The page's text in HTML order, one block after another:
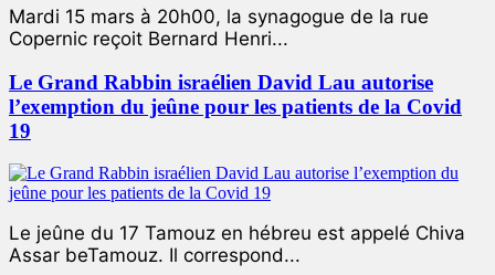
Mardi 15 mars à 20h00, la synagogue de la rue
Copernic reçoit Bernard Henri...
Le Grand Rabbin israélien David Lau autorise
l’exemption du jeûne pour les patients de la Covid
19
Le jeûne du 17 Tamouz en hébreu est appelé Chiva
Assar beTamouz. Il correspond...